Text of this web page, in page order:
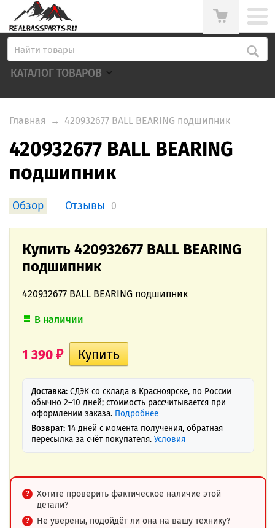
КАТАЛОГ ТОВАРОВ
Главная → 420932677 BALL BEARING подшипник
420932677 BALL BEARING
подшипник
Обзор Отзывы 0
Купить 420932677 BALL BEARING
подшипник
420932677 BALL BEARING подшипник
В наличии
1 390 ₽
Доставка: СДЭК со склада в Красноярске, по России
обычно 2–10 дней; стоимость рассчитывается при
оформлении заказа. Подробнее
Возврат: 14 дней с момента получения, обратная
пересылка за счёт покупателя. Условия
Хотите проверить фактическое наличие этой
детали?
Не уверены, подойдёт ли она на вашу технику?